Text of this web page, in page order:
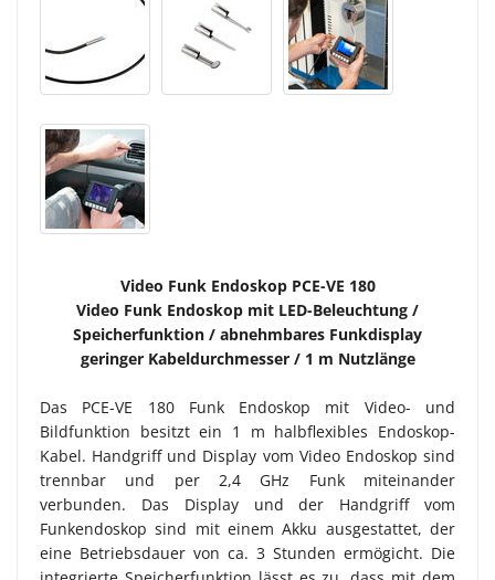
Video Funk Endoskop PCE-VE 180
Video Funk Endoskop mit LED-Beleuchtung /
Speicherfunktion / abnehmbares Funkdisplay
geringer Kabeldurchmesser / 1 m Nutzlänge
Das PCE-VE 180 Funk Endoskop mit Video- und
Bildfunktion besitzt ein 1 m halbflexibles Endoskop-
Kabel. Handgriff und Display vom Video Endoskop sind
trennbar und per 2,4 GHz Funk miteinander
verbunden. Das Display und der Handgriff vom
Funkendoskop sind mit einem Akku ausgestattet, der
eine Betriebsdauer von ca. 3 Stunden ermögicht. Die